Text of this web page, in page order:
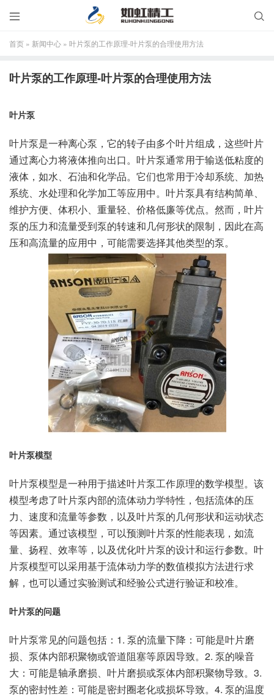


首页 » 新闻中心 » 叶片泵的工作原理-叶片泵的合理使用方法
叶片泵的工作原理-叶片泵的合理使用方法
叶片泵
叶片泵是一种离心泵，它的转子由多个叶片组成，这些叶片
通过离心力将液体推向出口。叶片泵通常用于输送低粘度的
液体，如水、石油和化学品。它们也常用于冷却系统、加热
系统、水处理和化学加工等应用中。叶片泵具有结构简单、
维护方便、体积小、重量轻、价格低廉等优点。然而，叶片
泵的压力和流量受到泵的转速和几何形状的限制，因此在高
压和高流量的应用中，可能需要选择其他类型的泵。
叶片泵模型
叶片泵模型是一种用于描述叶片泵工作原理的数学模型。该
模型考虑了叶片泵内部的流体动力学特性，包括流体的压
力、速度和流量等参数，以及叶片泵的几何形状和运动状态
等因素。通过该模型，可以预测叶片泵的性能表现，如流
量、扬程、效率等，以及优化叶片泵的设计和运行参数。叶
片泵模型可以采用基于流体动力学的数值模拟方法进行求
解，也可以通过实验测试和经验公式进行验证和校准。
叶片泵的问题
叶片泵常见的问题包括：1. 泵的流量下降：可能是叶片磨
损、泵体内部积聚物或管道阻塞等原因导致。2. 泵的噪音
大：可能是轴承磨损、叶片磨损或泵体内部积聚物导致。3.
泵的密封性差：可能是密封圈老化或损坏导致。4. 泵的温度